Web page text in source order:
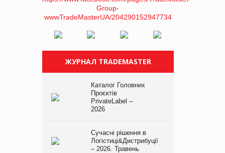
ЖУРНАЛ TRADEMASTER
Каталог Головних
Проєктів
PrivateLabel –
2026
Сучасні рішення в
Логістиці&Дистрибуції
– 2026. Травень